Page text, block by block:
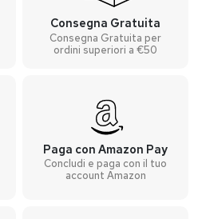
Consegna Gratuita
Consegna Gratuita per
ordini superiori a €50
Paga con Amazon Pay
Concludi e paga con il tuo
account Amazon